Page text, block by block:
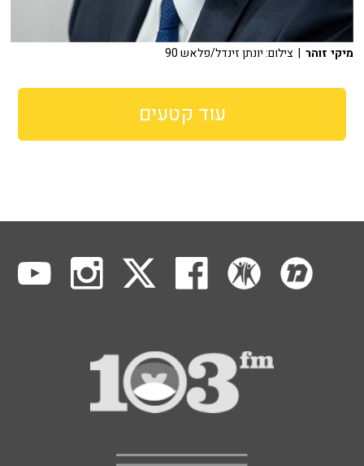
מיקי זוהר | צילום: יונתן זינדל/פלאש 90
עוד קטעים